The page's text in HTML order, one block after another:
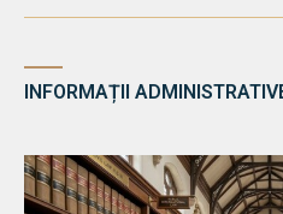
INFORMAȚII